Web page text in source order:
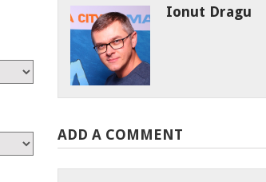
Ionut Dragu
ADD A COMMENT